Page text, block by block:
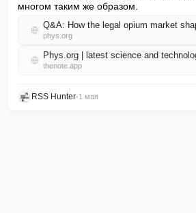
многом таким же образом.
phys.org
thenote.app
RSS Hunter•1 мая